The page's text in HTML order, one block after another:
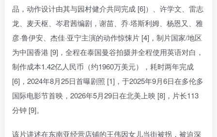
品，动作设计由其与园村健介共同完成 [6]）、许学文、雷志
龙、麦天枢、岑君茜编剧，谢苗、乔·塔斯利姆、杨恩又、雅
彦·鲁伊安、杰佳·亚宁主演的动作惊悚片 [4]，制片国家/地区
为中国香港 [9]，全程在泰国曼谷拍摄并全程使用英语对白，
制作成本1.42亿人民币（约1960万美元），耗时两年完成
[6]，2024年8月25日首曝剧照 [1]，于2025年9月6日在多伦多
国际电影节首映，2026年5月29日在北美上映 [8]，片长113
分钟 [9]。
该片讲述在东南亚经营店铺的王伟因女儿当街被拐，被迫深